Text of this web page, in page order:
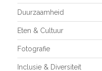
Duurzaamheid
Eten & Cultuur
Fotografie
Inclusie & Diversiteit